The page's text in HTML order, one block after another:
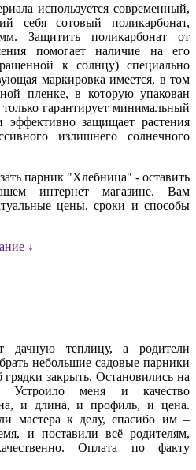
используется современный,
себя сотовый поликарбонат,
Защитить поликарбонат от
помогает наличие на его
к солнцу) специально
маркировка имеется, в том
пленке, в которую упакован
гарантирует минимальный
защищает растения
излишнего солнечного
парник "Хлебница" - оставить
интернет магазине. Вам
цены, сроки и способы
↓
дачную теплицу, а родители
небольшие садовые парники
закрыть. Остановились на
Устроило меня и качество
и длина, и профиль, и цена.
мастера к делу, спасибо им –
и поставили всё родителям,
Оплата по факту